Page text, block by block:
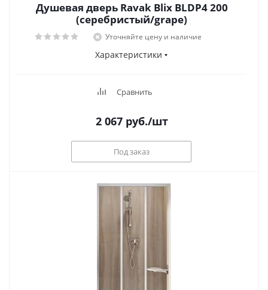
Душевая дверь Ravak Blix BLDP4 200
(серебристый/grape)
Уточняйте цену и наличие
Характеристики
Сравнить
2 067 руб./шт
Под заказ